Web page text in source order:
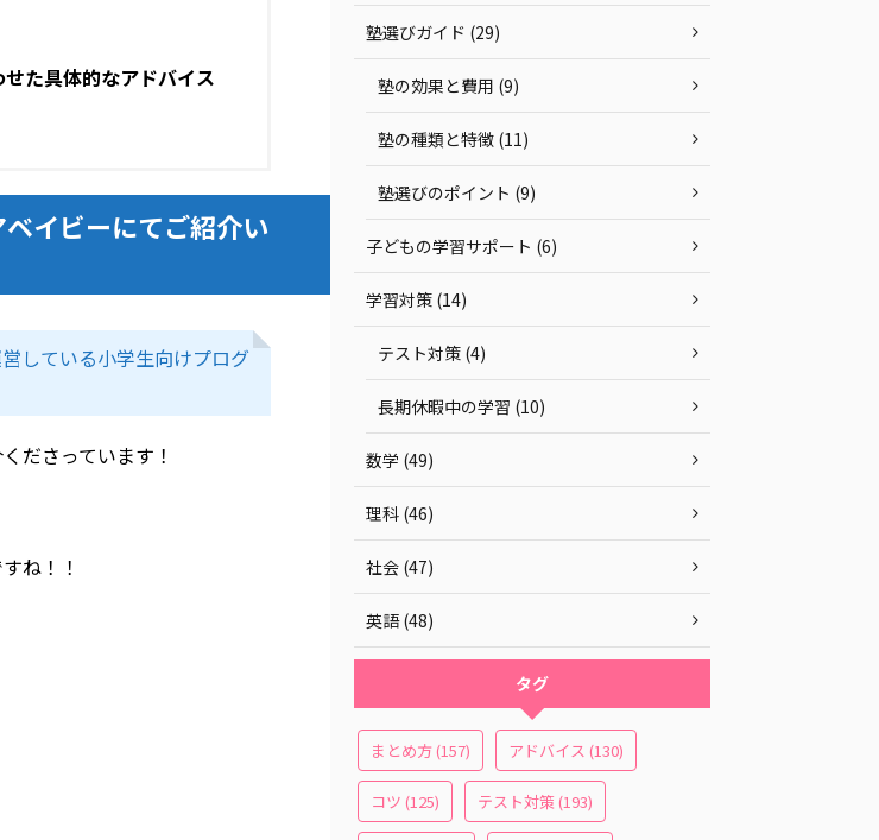
た具体的なアドバイス
イビーにてご紹介い
している小学生向けプログ
ださっています！
ね！！
塾選びガイド (29)
塾の効果と費用 (9)
塾の種類と特徴 (11)
塾選びのポイント (9)
子どもの学習サポート (6)
学習対策 (14)
テスト対策 (4)
長期休暇中の学習 (10)
数学 (49)
理科 (46)
社会 (47)
英語 (48)
タグ
まとめ方(157) アドバイス (130)
コツ (125) テスト対策(193)